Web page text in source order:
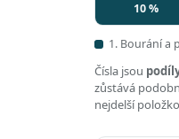
10 %
1. Bourání a
Čísla jsou
zůstává
nejdelší